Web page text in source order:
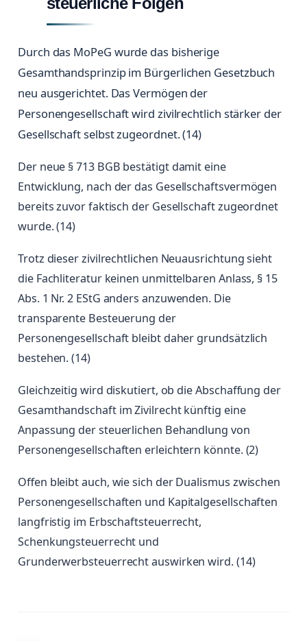
Durch das MoPeG wurde das bisherige
Gesamthandsprinzip im Bürgerlichen Gesetzbuch
neu ausgerichtet. Das Vermögen der
Personengesellschaft wird zivilrechtlich stärker der
Gesellschaft selbst zugeordnet. (14)
Der neue § 713 BGB bestätigt damit eine
Entwicklung, nach der das Gesellschaftsvermögen
bereits zuvor faktisch der Gesellschaft zugeordnet
wurde. (14)
Trotz dieser zivilrechtlichen Neuausrichtung sieht
die Fachliteratur keinen unmittelbaren Anlass, § 15
Abs. 1 Nr. 2 EStG anders anzuwenden. Die
transparente Besteuerung der
Personengesellschaft bleibt daher grundsätzlich
bestehen. (14)
Gleichzeitig wird diskutiert, ob die Abschaffung der
Gesamthandschaft im Zivilrecht künftig eine
Anpassung der steuerlichen Behandlung von
Personengesellschaften erleichtern könnte. (2)
Offen bleibt auch, wie sich der Dualismus zwischen
Personengesellschaften und Kapitalgesellschaften
langfristig im Erbschaftsteuerrecht,
Schenkungsteuerrecht und
Grunderwerbsteuerrecht auswirken wird. (14)